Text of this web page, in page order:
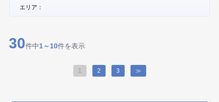
エリア：
30件中1～10件を表示
1 2 3 ≫